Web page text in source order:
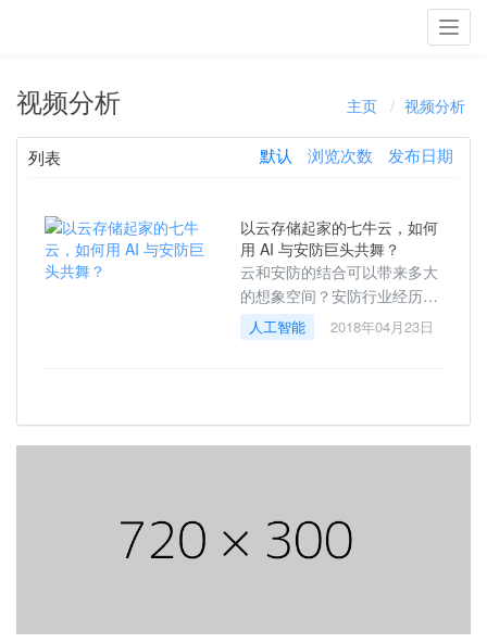
视频分析 主页 视频分析
列表 默认 浏览次数 发布日期
以云存储起家的七牛云，如何
用 AI 与安防巨头共舞？
云和安防的结合可以带来多大
的想象空间？安防行业经历了
从模糊到清晰的发展过程，画
质不断提高的同时，对于数据
人工智能 2018年04月23日